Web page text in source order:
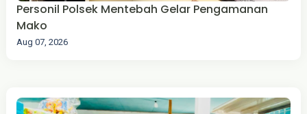
‎Personil Polsek Mentebah Gelar Pengamanan
Mako
Aug 07, 2026